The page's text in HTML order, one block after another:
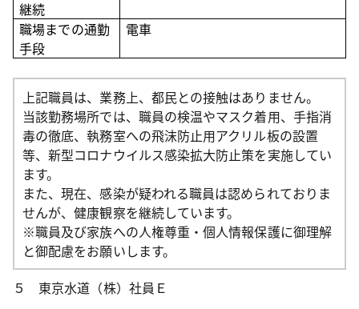
継続
職場までの通勤
手段
電車
上記職員は、業務上、都民との接触はありません。
当該勤務場所では、職員の検温やマスク着用、手指消
毒の徹底、執務室への飛沫防止用アクリル板の設置
等、新型コロナウイルス感染拡大防止策を実施してい
ます。
また、現在、感染が疑われる職員は認められておりま
せんが、健康観察を継続しています。
※職員及び家族への人権尊重・個人情報保護に御理解
と御配慮をお願いします。
５ 東京水道（株）社員Ｅ